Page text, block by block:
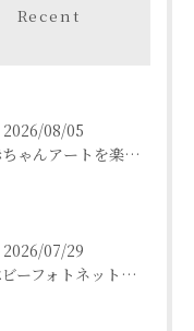
Recent
2026/08/05
赤ちゃんアートを楽しむ愛知県名古屋市瀬戸市でベビーフォト体験ガイド
2026/07/29
ベビーフォトネットで成長記録と安全を両立する撮影と共有のコツ